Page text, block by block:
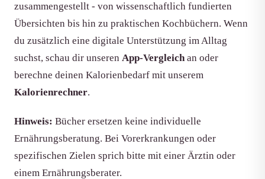
zusammengestellt - von wissenschaftlich fundierten
Übersichten bis hin zu praktischen Kochbüchern. Wenn
du zusätzlich eine digitale Unterstützung im Alltag
suchst, schau dir unseren App-Vergleichan oder
berechne deinen Kalorienbedarf mit unserem
Kalorienrechner.
Hinweis: Bücher ersetzen keine individuelle
Ernährungsberatung. Bei Vorerkrankungen oder
spezifischen Zielen sprich bitte mit einer Ärztin oder
einem Ernährungsberater.